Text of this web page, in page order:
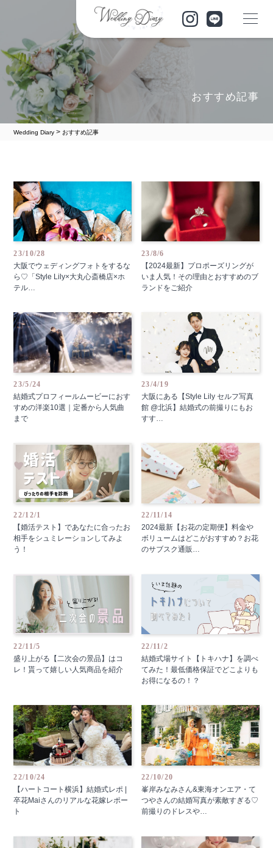
おすすめ記事
Wedding Diary > おすすめ記事
23/10/28
大阪でウェディングフォトをするな
ら♡「Style Lily×大丸心斎橋店×ホ
テル…
23/8/6
【2024最新】プロポーズリングが
いま人気！その理由とおすすめのブ
ランドをご紹介
23/5/24
結婚式プロフィールムービーにおす
すめの洋楽10選｜定番から人気曲
まで
23/4/19
大阪にある【Style Lily セルフ写真
館 @北浜】結婚式の前撮りにもお
すす…
22/12/1
【婚活テスト】であなたに合ったお
相手をシュミレーションしてみよ
う！
22/11/14
2024最新【お花の定期便】料金や
ボリュームはどこがおすすめ？お花
のサブスク通販…
22/11/5
盛り上がる【二次会の景品】はコ
レ！貰って嬉しい人気商品を紹介
22/11/2
結婚式場サイト【トキハナ】を調べ
てみた！最低価格保証でどこよりも
お得になるの！？
22/10/24
【ハートコート横浜】結婚式レポ |
卒花Maiさんのリアルな花嫁レポー
ト
22/10/20
峯岸みなみさん&東海オンエア・て
つやさんの結婚写真が素敵すぎる♡
前撮りのドレスや…